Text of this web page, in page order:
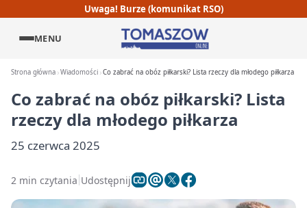
Uwaga! Burze (komunikat RSO)
MENU
Strona główna Wiadomości Co zabrać na obóz piłkarski? Lista rzeczy dla młodego piłkarza
Co zabrać na obóz piłkarski? Lista
rzeczy dla młodego piłkarza
25 czerwca 2025
2 min czytania Udostępnij